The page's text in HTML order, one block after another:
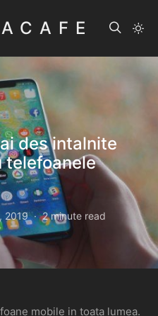
des intalnite
telefoanele
2019 2 minute read
mobile in toata lumea.